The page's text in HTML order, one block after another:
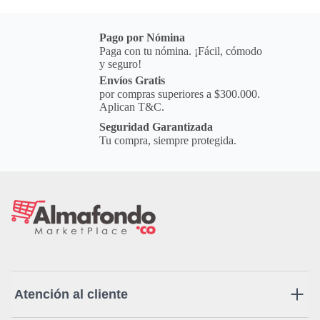
Pago por Nómina
Paga con tu nómina. ¡Fácil, cómodo
y seguro!
Envíos Gratis
por compras superiores a $300.000.
Aplican T&C.
Seguridad Garantizada
Tu compra, siempre protegida.
Atención al cliente